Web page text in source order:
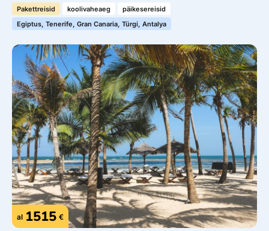
Pakettreisid koolivaheaeg
päikesereisid
Egiptus, Tenerife, Gran Canaria, Türgi, Antalya
al 1515 €